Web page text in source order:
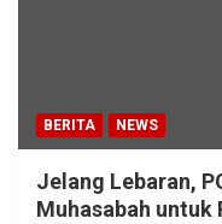
BERITA NEWS
Jelang Lebaran,
Muhasabah untuk